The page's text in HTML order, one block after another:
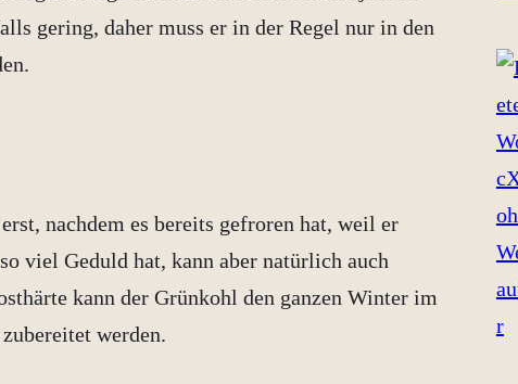
gering, daher muss er in der Regel nur in den
nachdem es bereits gefroren hat, weil er
viel Geduld hat, kann aber natürlich auch
kann der Grünkohl den ganzen Winter im
werden.